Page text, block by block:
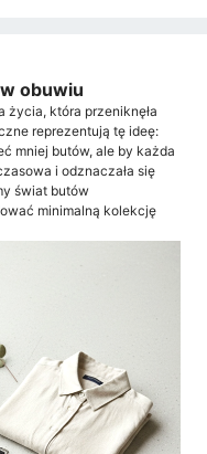
obuwiu
życia, która przeniknęła
reprezentują tę ideę:
mniej butów, ale by każda
i odznaczała się
świat butów
minimalną kolekcję